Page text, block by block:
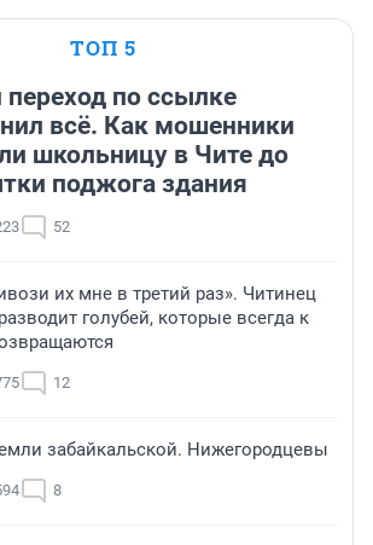
ТОП 5
по ссылке
всё. Как мошенники
школьницу в Чите до
поджога здания
52
их мне в третий раз». Читинец
голубей, которые всегда к
12
забайкальской. Нижегородцевы
8